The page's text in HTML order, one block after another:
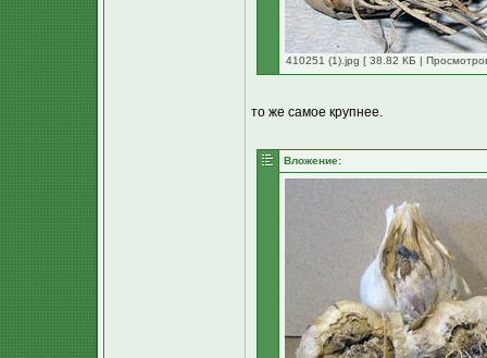
410251 (1).jpg [ 38.82 КБ |
то же самое крупнее.
Вложение: